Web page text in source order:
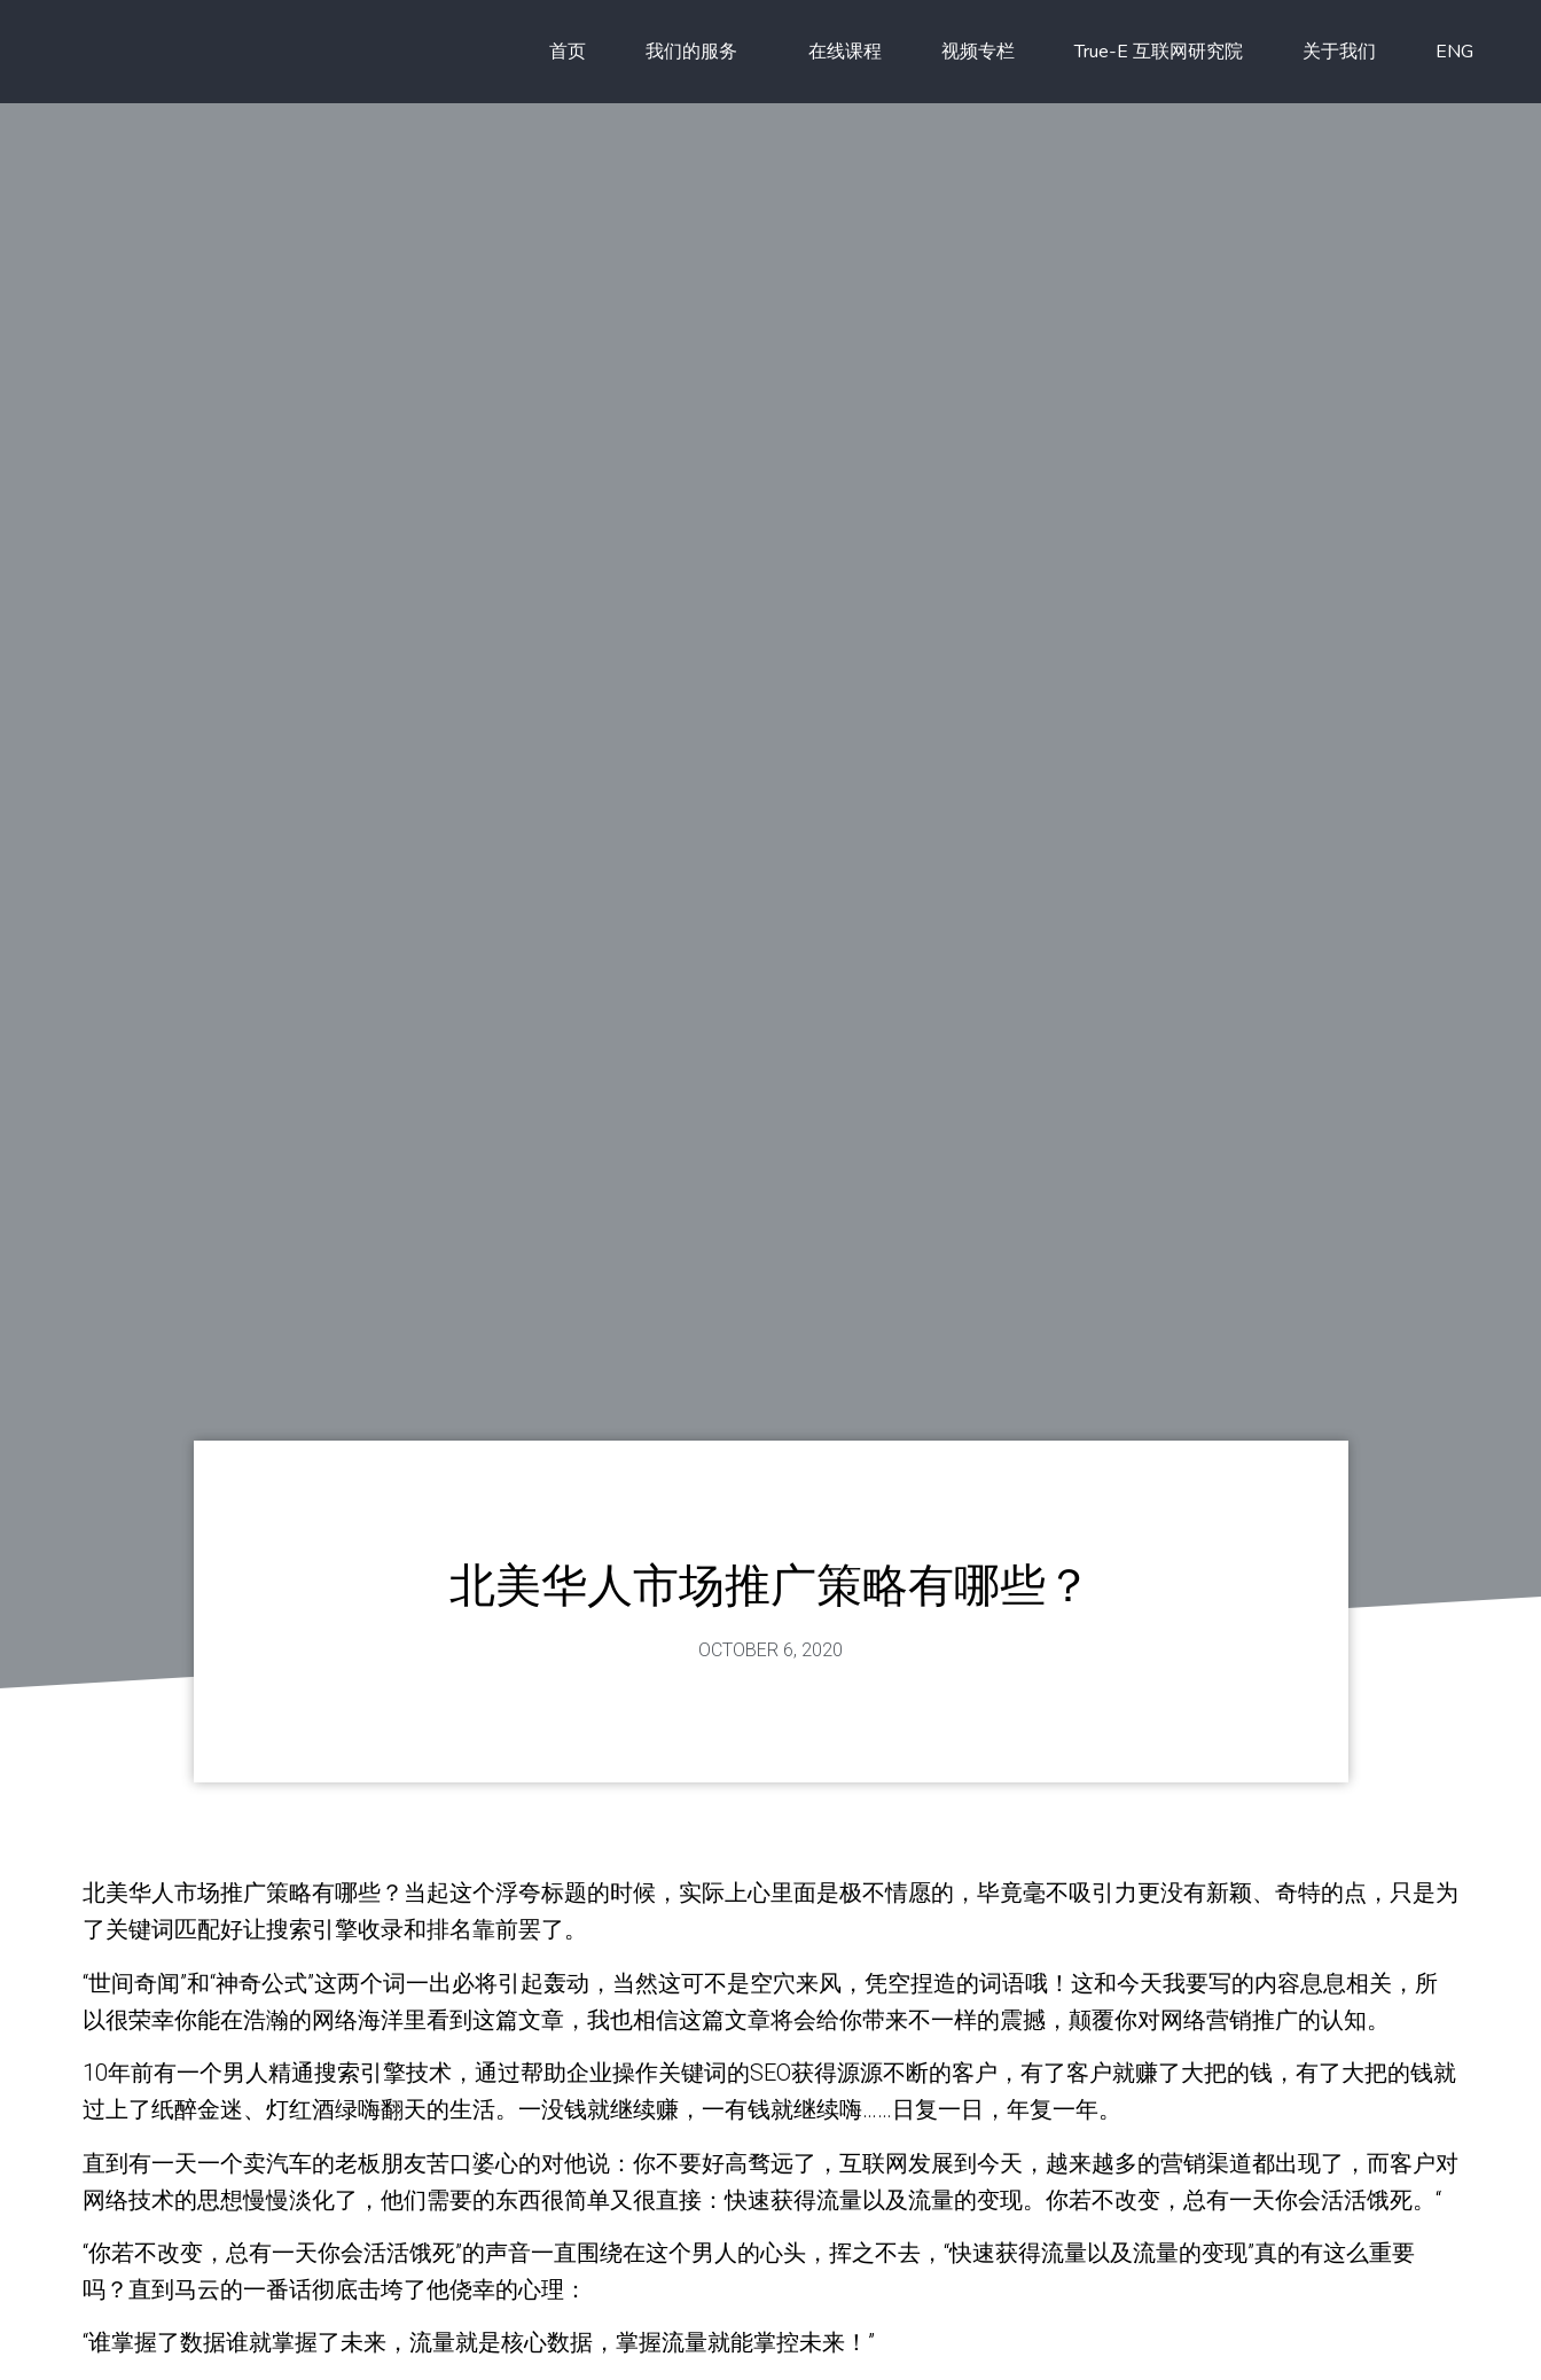
首页 我们的服务 在线课程 视频专栏 True-E 互联网研究院 关于我们 ENG
北美华人市场推广策略有哪些？
OCTOBER 6, 2020
北美华人市场推广策略有哪些？当起这个浮夸标题的时候，实际上心里面是极不情愿的，毕竟毫不吸引力更没有新颖、奇特的点，只是为
了关键词匹配好让搜索引擎收录和排名靠前罢了。
“世间奇闻”和“神奇公式”这两个词一出必将引起轰动，当然这可不是空穴来风，凭空捏造的词语哦！这和今天我要写的内容息息相关，所
以很荣幸你能在浩瀚的网络海洋里看到这篇文章，我也相信这篇文章将会给你带来不一样的震撼，颠覆你对网络营销推广的认知。
10年前有一个男人精通搜索引擎技术，通过帮助企业操作关键词的SEO获得源源不断的客户，有了客户就赚了大把的钱，有了大把的钱就
过上了纸醉金迷、灯红酒绿嗨翻天的生活。一没钱就继续赚，一有钱就继续嗨……日复一日，年复一年。
直到有一天一个卖汽车的老板朋友苦口婆心的对他说：你不要好高骛远了，互联网发展到今天，越来越多的营销渠道都出现了，而客户对
网络技术的思想慢慢淡化了，他们需要的东西很简单又很直接：快速获得流量以及流量的变现。你若不改变，总有一天你会活活饿死。“
“你若不改变，总有一天你会活活饿死”的声音一直围绕在这个男人的心头，挥之不去，“快速获得流量以及流量的变现”真的有这么重要
吗？直到马云的一番话彻底击垮了他侥幸的心理：
“谁掌握了数据谁就掌握了未来，流量就是核心数据，掌握流量就能掌控未来！”